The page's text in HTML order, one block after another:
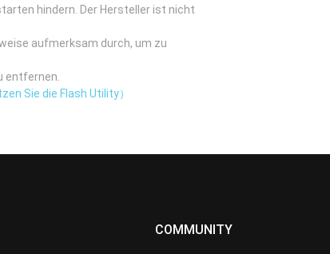
hindern. Der Hersteller ist nicht
aufmerksam durch, um zu
entfernen.
Sie die Flash Utility）
COMMUNITY